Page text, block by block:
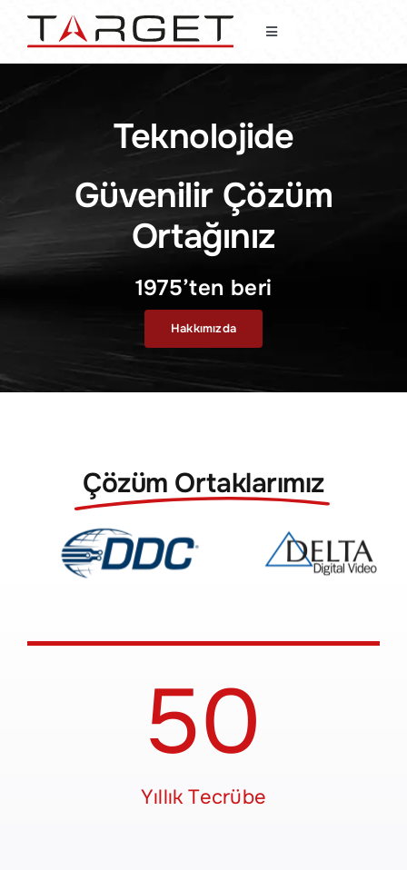
Toggle
Navigation
Hakkımızda
Haberler
Teknolojide
Güvenilir Çözüm
Ortağınız
1975’ten beri
Hakkımızda
Çözüm Ortaklarımız
50
Yıllık Tecrübe